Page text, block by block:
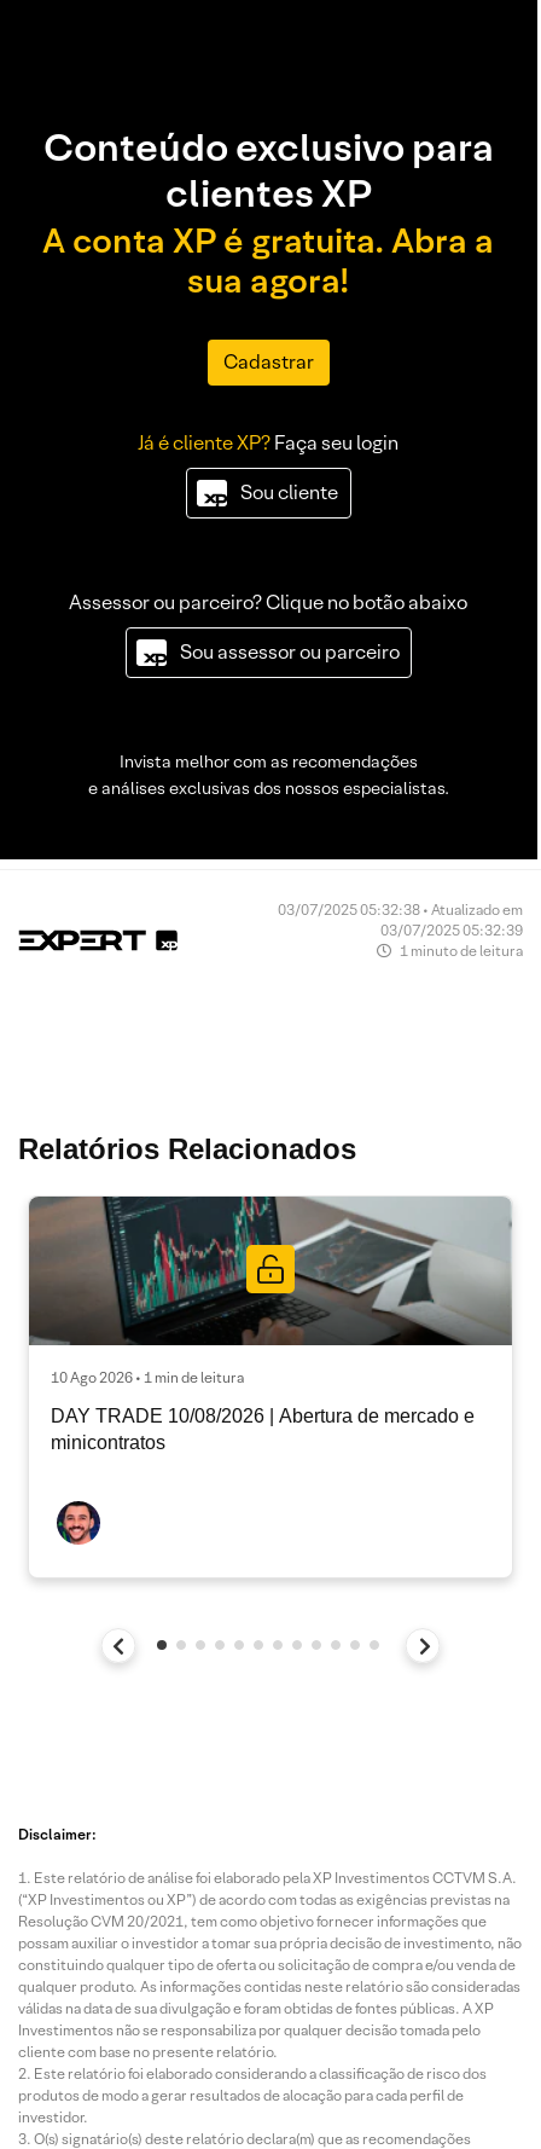
Conteúdo exclusivo para
clientes XP
A conta XP é gratuita. Abra a
sua agora!
Cadastrar
Já é cliente XP?Faça seu login
Sou cliente
Assessor ou parceiro? Clique no botão abaixo
Sou assessor ou parceiro
Invista melhor com as recomendações
e análises exclusivas dos nossos especialistas.
03/07/2025 05:32:38 • Atualizado em
03/07/2025 05:32:39
1 minuto de leitura
Relatórios Relacionados
10 Ago 2026 • 1 min de leitura
DAY TRADE 10/08/2026 | Abertura de mercado e
minicontratos
Disclaimer:
Este relatório de análise foi elaborado pela XP Investimentos CCTVM S.A.
(“XP Investimentos ou XP”) de acordo com todas as exigências previstas na
Resolução CVM 20/2021, tem como objetivo fornecer informações que
possam auxiliar o investidor a tomar sua própria decisão de investimento, não
constituindo qualquer tipo de oferta ou solicitação de compra e/ou venda de
qualquer produto. As informações contidas neste relatório são consideradas
válidas na data de sua divulgação e foram obtidas de fontes públicas. A XP
Investimentos não se responsabiliza por qualquer decisão tomada pelo
cliente com base no presente relatório.
Este relatório foi elaborado considerando a classificação de risco dos
produtos de modo a gerar resultados de alocação para cada perfil de
investidor.
O(s) signatário(s) deste relatório declara(m) que as recomendações